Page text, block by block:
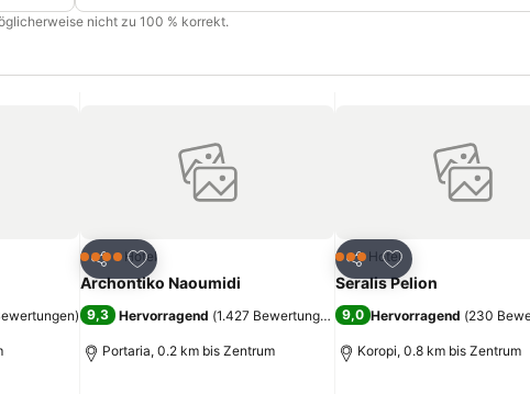
nicht zu 100 % korrekt.
)
Teilen
Zu Favoriten hinzufügen
4 SterneHotel
Archontiko Naoumidi
9,3 Hervorragend (1.427 Bewertungen )
Portaria, 0.2 km bis Zentrum
Teilen
Zu Favoriten
3 SterneHotel
Seralis Pelion
9,0 Hervorragend (230
Koropi, 0.8 km bis Zentrum